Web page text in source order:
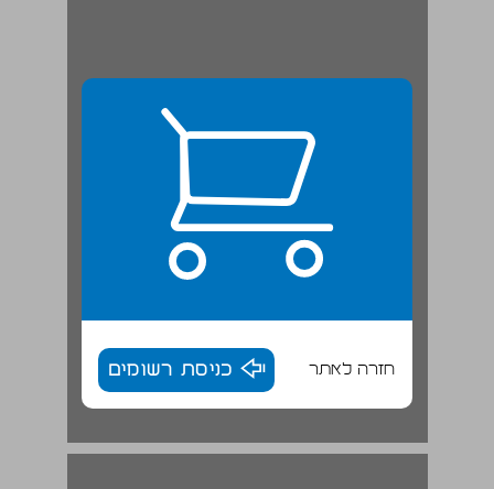
חזרה לאתר כניסת רשומים